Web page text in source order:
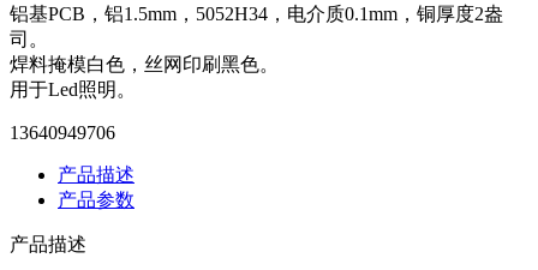
铝基PCB，铝1.5mm，5052H34，电介质0.1mm，铜厚度2盎
司。
焊料掩模白色，丝网印刷黑色。
用于Led照明。
13640949706
产品描述
产品参数
产品描述